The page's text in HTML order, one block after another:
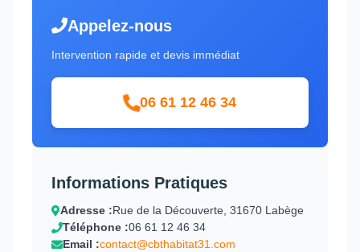
Appelez-nous
Intervention rapide et devis immédiat
06 61 12 46 34
Informations Pratiques
Adresse :Rue de la Découverte, 31670 Labège
Téléphone :06 61 12 46 34
Email :contact@cbthabitat31.com